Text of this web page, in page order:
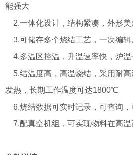
能强大
2.一体化设计，结构紧凑，外形美
3.可储存多个烧结工艺，一次编辑
4.多温区控温，升温速率快，炉温
5.结温度高，高温烧结，采用耐高
发热，长期工作温度可达1800℃
6.烧结数据可实时记录，可查询，
7.配真空机组，可实现物料在高温